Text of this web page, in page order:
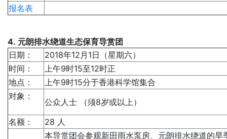
报名表
4. 元朗排水绕道生态保育导赏团
日期：
2018年12月1日（星期六）
时间：
上午9时15至12时正
地点：
上午9时15分于香港科学馆集合
对象：
公众人士 （须8岁或以上）
名额：
28 人
本导赏团会参观新田雨水泵房、元朗排水绕道的旱